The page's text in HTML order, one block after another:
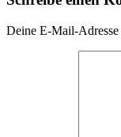
Deine E-Mail-